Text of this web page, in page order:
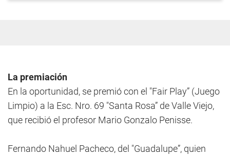
La premiación
En la oportunidad, se premió con el "Fair Play” (Juego
Limpio) a la Esc. Nro. 69 "Santa Rosa” de Valle Viejo,
que recibió el profesor Mario Gonzalo Penisse.
Fernando Nahuel Pacheco, del "Guadalupe”, quien